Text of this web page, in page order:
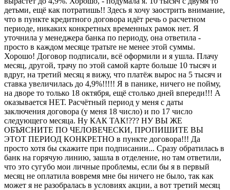
детьми, ещё как потратишь!! Здесь я хочу заострить внимание,
что в пункте кредитного договора идёт речь о расчетном
периоде, никаких конкретных временных рамок нет. Я
уточнила у менеджера банка по периоду, она ответила -
просто в каждом месяце тратьте не менее этой суммы.
Хорошо! Договор подписали, всё оформили и я ушла. Плачу
месяц, другой, трачу по этой самой карте больше 10 тысяч и
вдруг, на третий месяц я вижу, что платёж вырос на 5 тысяч и
ставка увеличилась до 4,9%!!!!! Я в панике, ничего не пойму,
на дворе то только 18 октября, ещё столько дней впереди!!! А
оказывается НЕТ. Расчётный период у меня с даты
заключения договора (у меня 18 число) и по 17 число
следующего месяца. Ну КАК ТАК!??? НУ ВЫ ЖЕ
ОБЪЯСНИТЕ ПО ЧЕЛОВЕЧЕСКИ, ПРОПИШИТЕ ВЫ
ЭТОТ ПЕРИОД КОНКРЕТНО в пункте договора!!! Да
просто хотя бы скажите при подписании... Сразу обратилась в
банк на горячую линию, зашла в отделение, но там ответили,
что это сугубо мои личные проблемы, если бы я в первый
месяц не оплатила вовремя мне бы ничего не было, так как
может я не разобралась в условиях акции, а вот третий месяц